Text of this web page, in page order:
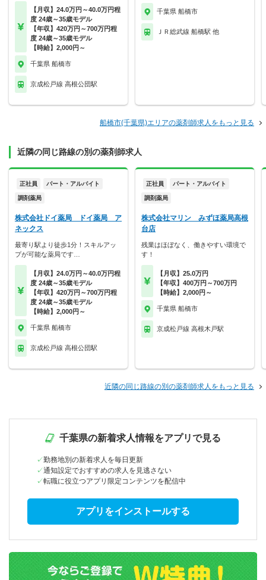
【月収】24.0万円～40.0万円程
度 24歳～35歳モデル
【年収】420万円～700万円程
度 24歳～35歳モデル
【時給】2,000円～
千葉県 船橋市
京成松戸線 高根公団駅
千葉県 船橋市
ＪＲ総武線 船橋駅 他
船橋市(千葉県)エリアの薬剤師求人をもっと見る
近隣の同じ路線の別の薬剤師求人
正社員 パート・アルバイト
調剤薬局
株式会社ドイ薬局 ドイ薬局 ア
ネックス
最寄り駅より徒歩1分！スキルアッ
プが可能な薬局です…
【月収】24.0万円～40.0万円程
度 24歳～35歳モデル
【年収】420万円～700万円程
度 24歳～35歳モデル
【時給】2,000円～
千葉県 船橋市
京成松戸線 高根公団駅
正社員 パート・アルバイト
調剤薬局
株式会社マリン みずほ薬局高根
台店
残業はほぼなく、働きやすい環境で
す！
【月収】25.0万円
【年収】400万円～700万円
【時給】2,000円～
千葉県 船橋市
京成松戸線 高根木戸駅
近隣の同じ路線の別の薬剤師求人をもっと見る
千葉県の新着求人情報をアプリで見る
勤務地別の新着求人を毎日更新
通知設定でおすすめの求人を見逃さない
転職に役立つアプリ限定コンテンツを配信中
アプリをインストールする